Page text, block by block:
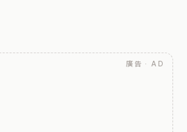
廣告 · AD